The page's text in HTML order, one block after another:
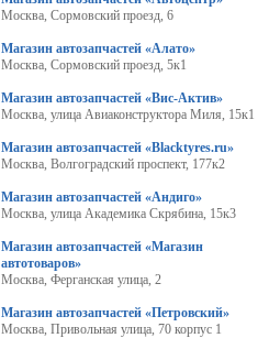
Москва, Сормовский проезд, 6
Магазин автозапчастей «Алато»
Москва, Сормовский проезд, 5к1
Магазин автозапчастей «Вис-Актив»
Москва, улица Авиаконструктора Миля, 15к1
Магазин автозапчастей «Blacktyres.ru»
Москва, Волгоградский проспект, 177к2
Магазин автозапчастей «Андиго»
Москва, улица Академика Скрябина, 15к3
Магазин автозапчастей «Магазин
автотоваров»
Москва, Ферганская улица, 2
Магазин автозапчастей «Петровский»
Москва, Привольная улица, 70 корпус 1